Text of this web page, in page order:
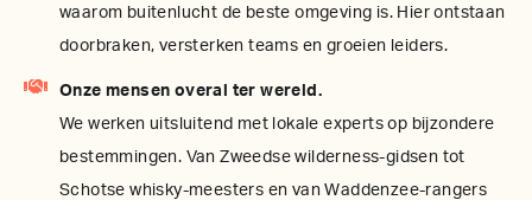
waarom buitenlucht de beste omgeving is. Hier ontstaan
doorbraken, versterken teams en groeien leiders.
Onze mensen overal ter wereld.
We werken uitsluitend met lokale experts op bijzondere
bestemmingen. Van Zweedse wilderness-gidsen tot
Schotse whisky-meesters en van Waddenzee-rangers